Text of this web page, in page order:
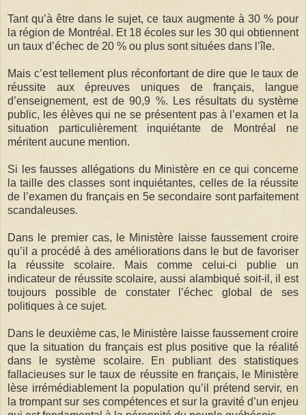
Tant qu’à être dans le sujet, ce taux augmente à 30 % pour
la région de Montréal. Et 18 écoles sur les 30 qui obtiennent
un taux d’échec de 20 % ou plus sont situées dans l’île.
Mais c’est tellement plus réconfortant de dire que le taux de
réussite aux épreuves uniques de français, langue
d’enseignement, est de 90,9 %. Les résultats du système
public, les élèves qui ne se présentent pas à l’examen et la
situation particulièrement inquiétante de Montréal ne
méritent aucune mention.
Si les fausses allégations du Ministère en ce qui concerne
la taille des classes sont inquiétantes, celles de la réussite
de l’examen du français en 5e secondaire sont parfaitement
scandaleuses.
Dans le premier cas, le Ministère laisse faussement croire
qu’il a procédé à des améliorations dans le but de favoriser
la réussite scolaire. Mais comme celui-ci publie un
indicateur de réussite scolaire, aussi alambiqué soit-il, il est
toujours possible de constater l’échec global de ses
politiques à ce sujet.
Dans le deuxième cas, le Ministère laisse faussement croire
que la situation du français est plus positive que la réalité
dans le système scolaire. En publiant des statistiques
fallacieuses sur le taux de réussite en français, le Ministère
lèse irrémédiablement la population qu’il prétend servir, en
la trompant sur ses compétences et sur la gravité d’un enjeu